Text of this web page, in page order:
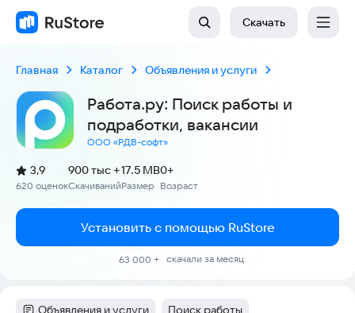
Скачать
Главная Каталог Объявления и услуги
Работа.ру: Поиск работы и
подработки, вакансии
ООО «РДВ-софт»
Рейтинг:
3,9
(
620 оценок
)
Скачиваний
900 тыс +
Размер
17.5 MB
Возраст
0+
Установить с помощью RuStore
63 000 + скачали за месяц
Объявления и услуги Поиск работы